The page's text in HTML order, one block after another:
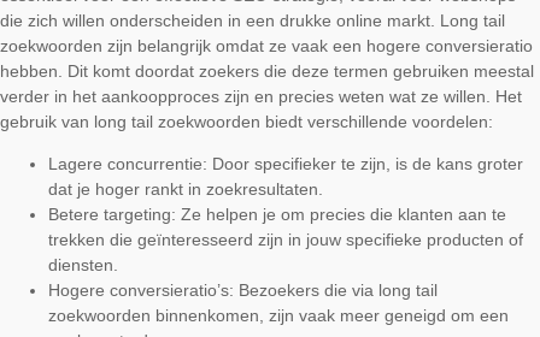
die zich willen onderscheiden in een drukke online markt. Long tail
zoekwoorden zijn belangrijk omdat ze vaak een hogere conversieratio
hebben. Dit komt doordat zoekers die deze termen gebruiken meestal
verder in het aankoopproces zijn en precies weten wat ze willen. Het
gebruik van long tail zoekwoorden biedt verschillende voordelen:
Lagere concurrentie: Door specifieker te zijn, is de kans groter
dat je hoger rankt in zoekresultaten.
Betere targeting: Ze helpen je om precies die klanten aan te
trekken die geïnteresseerd zijn in jouw specifieke producten of
diensten.
Hogere conversieratio’s: Bezoekers die via long tail
zoekwoorden binnenkomen, zijn vaak meer geneigd om een